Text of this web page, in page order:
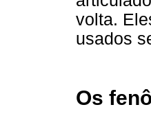
volta.
usados
Os